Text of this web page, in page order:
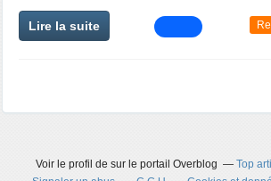
Lire la suite
Voir le profil de sur le portail Overblog Top